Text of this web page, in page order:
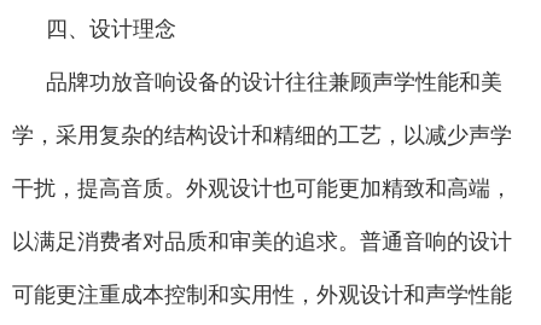
四、设计理念
品牌功放音响设备的设计往往兼顾声学性能和美
学，采用复杂的结构设计和精细的工艺，以减少声学
干扰，提高音质。外观设计也可能更加精致和高端，
以满足消费者对品质和审美的追求。普通音响的设计
可能更注重成本控制和实用性，外观设计和声学性能